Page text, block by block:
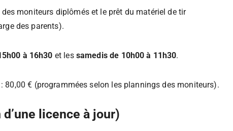
moniteurs diplômés et le prêt du matériel de tir
des parents).
à 16h30 et les samedis de 10h00 à 11h30.
80,00 € (programmées selon les plannings des moniteurs).
licence à jour)